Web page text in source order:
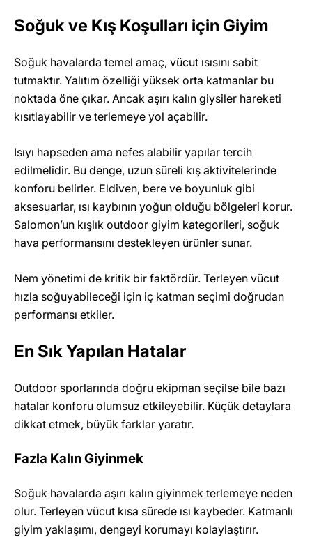
Soğuk ve Kış Koşulları için Giyim
Soğuk havalarda temel amaç, vücut ısısını sabit
tutmaktır. Yalıtım özelliği yüksek orta katmanlar bu
noktada öne çıkar. Ancak aşırı kalın giysiler hareketi
kısıtlayabilir ve terlemeye yol açabilir.
Isıyı hapseden ama nefes alabilir yapılar tercih
edilmelidir. Bu denge, uzun süreli kış aktivitelerinde
konforu belirler. Eldiven, bere ve boyunluk gibi
aksesuarlar, ısı kaybının yoğun olduğu bölgeleri korur.
Salomon’un kışlık outdoor giyim kategorileri, soğuk
hava performansını destekleyen ürünler sunar.
Nem yönetimi de kritik bir faktördür. Terleyen vücut
hızla soğuyabileceği için iç katman seçimi doğrudan
performansı etkiler.
En Sık Yapılan Hatalar
Outdoor sporlarında doğru ekipman seçilse bile bazı
hatalar konforu olumsuz etkileyebilir. Küçük detaylara
dikkat etmek, büyük farklar yaratır.
Fazla Kalın Giyinmek
Soğuk havalarda aşırı kalın giyinmek terlemeye neden
olur. Terleyen vücut kısa sürede ısı kaybeder. Katmanlı
giyim yaklaşımı, dengeyi korumayı kolaylaştırır.